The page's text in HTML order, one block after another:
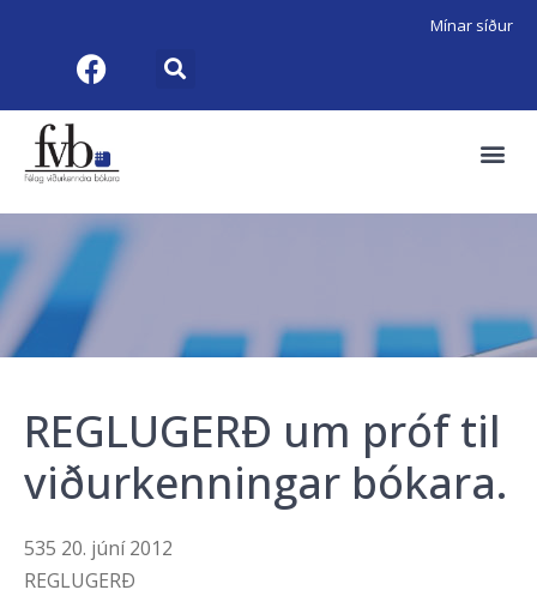
Mínar síður
REGLUGERÐ um próf til
viðurkenningar bókara.
535 20. júní 2012
REGLUGERÐ